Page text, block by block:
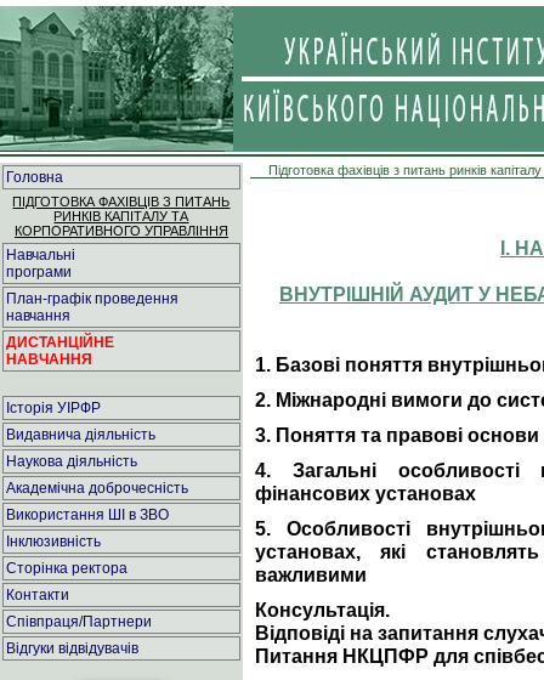
Головна
ПІДГОТОВКА ФАХІВЦІВ З ПИТАНЬ
РИНКІВ КАПІТАЛУ ТА
КОРПОРАТИВНОГО УПРАВЛІННЯ
Навчальні
програми
План-графік проведення
навчання
ДИСТАНЦІЙНЕ
НАВЧАННЯ
Історія УІРФР
Видавнича діяльність
Наукова діяльність
Академічна доброчесність
Використання ШІ в ЗВО
Інклюзивність
Сторінка ректора
Контакти
Співпраця/Партнери
Відгуки відвідувачів
Підготовка фахівців з питань ринків
І.
ВНУТРІШНІЙ АУДИТ У
1. Базові поняття
2. Міжнародні вимоги до
3. Поняття та правові основи
4. Загальні особливості
фінансових установах
5. Особливості
установах, які
важливими
Консультація.
Відповіді на запитання
Питання НКЦПФР для